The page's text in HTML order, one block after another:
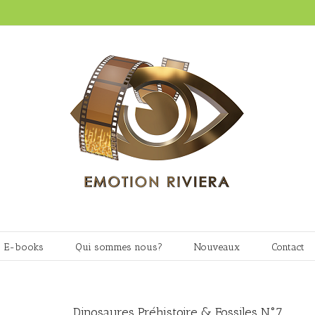
E-books Qui sommes nous? Nouveaux Contact